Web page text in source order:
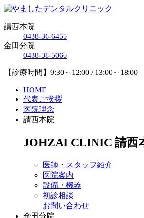
請西本院
0438-36-6455
金田分院
0438-38-5066
【診療時間】9:30～12:00 / 13:00～
HOME
代表ご挨拶
医院理念
請西本院
JOHZAI CLINIC 請西
医師・スタッフ紹介
医院案内
設備・機器
初診相談
お問い合わせ
金田分院